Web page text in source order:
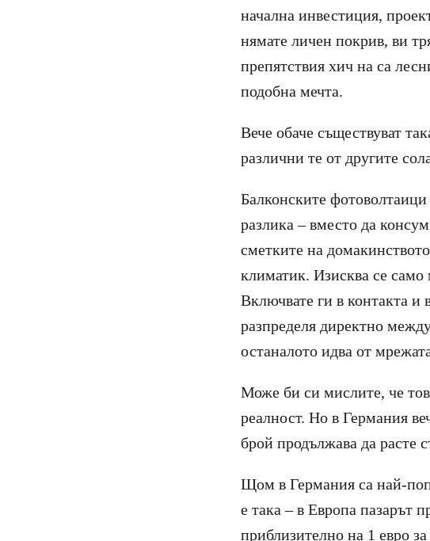
начална инвестиция,
нямате личен покрив, ви
препятствия хич на са
подобна мечта.
Вече обаче съществуват
различни те от другите
Балконските
разлика – вместо да
сметките на
климатик. Изисква се само
Включвате ги в контакта и
разпределя директно
останалото идва от
Може би си мислите, че
реалност. Но в Германия
брой продължава да расте
Щом в Германия са най-
е така – в Европа пазарът
приблизително на 1 евро